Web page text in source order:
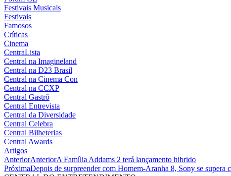
Festivais Musicais
Festivais
Famosos
Críticas
Cinema
CentraLista
Central na Imagineland
Central na D23 Brasil
Central na Cinema Con
Central na CCXP
Central Gastrô
Central Entrevista
Central da Diversidade
Central Celebra
Central Bilheterias
Central Awards
Artigos
AnteriorAnteriorA Família Addams 2 terá lançamento hibrido
PróximaDepois de surpreender com Homem-Aranha 8, Sony se supera